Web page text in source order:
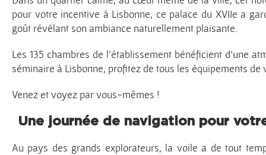
pour votre incentive à Lisbonne, ce palace du XVIIe a
goût révélant son ambiance naturellement plaisante.
Les 135 chambres de l’établissement bénéficient d’une
séminaire à Lisbonne, profitez de tous les équipements
Venez et voyez par vous-mêmes !
Une journée de navigation pour
Au pays des grands explorateurs, la voile a de tout